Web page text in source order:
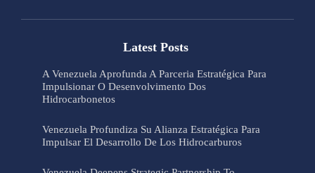
Latest Posts
A Venezuela Aprofunda A Parceria Estratégica Para
Impulsionar O Desenvolvimento Dos
Hidrocarbonetos
Venezuela Profundiza Su Alianza Estratégica Para
Impulsar El Desarrollo De Los Hidrocarburos